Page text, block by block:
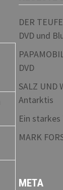
DER
DVD und
DVD
SALZ UND
Antarktis
Ein starkes
MARK
META